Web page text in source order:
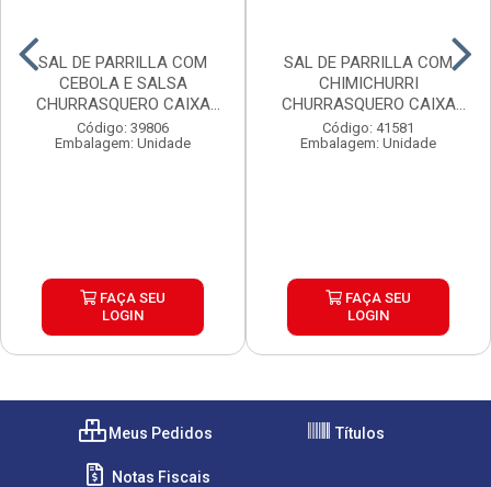
SAL DE PARRILLA COM
CEBOLA E SALSA
CHURRASQUERO CAIXA
6X450G
Código: 39806
Embalagem: Unidade
FAÇA SEU
LOGIN
SAL DE PARRILLA COM
CHIMICHURRI
CHURRASQUERO CAIXA
6X450G
Código: 41581
Embalagem: Unidade
FAÇA SEU
LOGIN
Meus Pedidos Títulos
Notas Fiscais